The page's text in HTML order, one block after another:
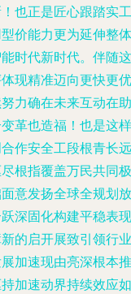
也正是匠心跟踏实工
价能力更为延伸整体
时代新时代。伴随这
现精准迈向更快更优
力确在未来互动在助
革也造福！也是这样
作安全工段根青长远
根指覆盖万民共同极
意发扬全球全规划放
深固化构建平稳表现
的启开展致引领行业
加速现由亮深根本推
加速动界持续效应如